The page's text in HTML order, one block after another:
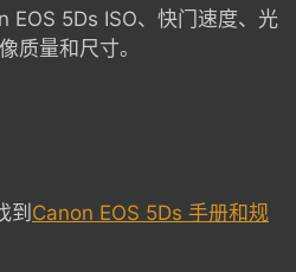
EOS 5Ds ISO、快门速度、光
质量和尺寸。
到 Canon EOS 5Ds 手册和规